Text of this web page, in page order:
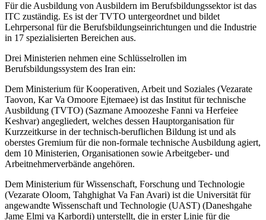
Für die Ausbildung von Ausbildern im Berufsbildungssektor ist das
ITC zuständig. Es ist der TVTO untergeordnet und bildet
Lehrpersonal für die Berufsbildungseinrichtungen und die Industrie
in 17 spezialisierten Bereichen aus.
Drei Ministerien nehmen eine Schlüsselrollen im
Berufsbildungssystem des Iran ein:
Dem Ministerium für Kooperativen, Arbeit und Soziales (Vezarate
Taovon, Kar Va Omoore Ejtemaee) ist das Institut für technische
Ausbildung (TVTO) (Sazmane Amoozeshe Fanni va Herfeiee
Keshvar) angegliedert, welches dessen Hauptorganisation für
Kurzzeitkurse in der technisch-beruflichen Bildung ist und als
oberstes Gremium für die non-formale technische Ausbildung agiert,
dem 10 Ministerien, Organisationen sowie Arbeitgeber- und
Arbeitnehmerverbände angehören.
Dem Ministerium für Wissenschaft, Forschung und Technologie
(Vezarate Oloom, Tahghighat Va Fan Avari) ist die Universität für
angewandte Wissenschaft und Technologie (UAST) (Daneshgahe
Jame Elmi va Karbordi) unterstellt, die in erster Linie für die